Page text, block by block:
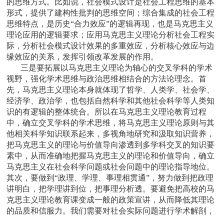
形式，提供了建构性批判的思维空间；综合集成的社会工程
思维特点，是历史“合力效应”的逻辑再现，也是马克思主义
理论应用的逻辑要求；应用马克思主义理论分析社会工程实
际，分析社会模式设计效果的多重效应，分析核心效应与边
缘效应的关系，发挥引领改革发展的作用。
三是要拓展以马克思主义理论为轴心的交叉学科的学术
视野，强化学术思维与政治思维相结合的方法论理念。首
先，马克思主义理论本身就体现了哲学、人类学、社会学、
经济学、政治学，也包括自然科学和其他社会科学等人类知
识的有逻辑的整体统合。所以在马克思主义理论教育过程
中，确立交叉学科的学术思维，将马克思主义理论原则与其
他相关科学知识联系起来，多视角地研究和汲取知识营养，
把马克思主义的理论与价值导向渗透到多学科交叉的知识要
素中，从而准确地把握马克思主义的理论和价值导向，确立
马克思主义在社会科学问题或社会问题中的理论指导地位。
其次，要做到“政理、学理、事理相贯通”，努力做到把政理
讲明白，把学理讲到位，把事理分析透。要避免把高校的马
克思主义理论教育课变成一般的政策宣讲，从而降低其理论
的品质和信服力。我们需要对社会实际问题进行学术解剖，